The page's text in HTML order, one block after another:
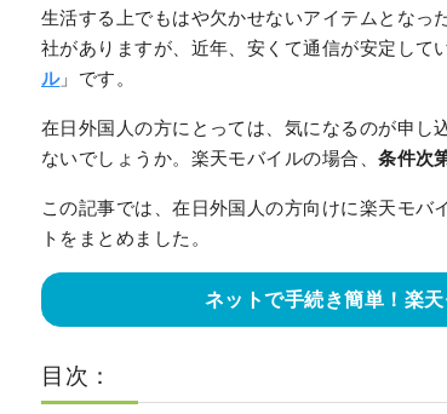
生活する上でもはや欠かせないアイテムとなっ
社がありますが、近年、安くて通信が安定して
ル」です。
在日外国人の方にとっては、気になるのが申し
ないでしょうか。楽天モバイルの場合、条件次
この記事では、在日外国人の方向けに楽天モバ
トをまとめました。
ネットで手続き簡単！楽
目次：